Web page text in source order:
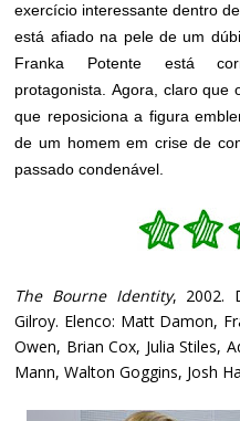
exercício interessante dentro
está afiado na pele de um
Franka Potente está
protagonista. Agora, claro que
que reposiciona a figura
de um homem em crise de
passado condenável.
The Bourne Identity, 2002.
Gilroy. Elenco: Matt Damon,
Owen, Brian Cox, Julia Stiles,
Mann, Walton Goggins, Josh